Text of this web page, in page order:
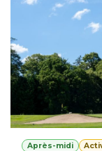
Après-midi